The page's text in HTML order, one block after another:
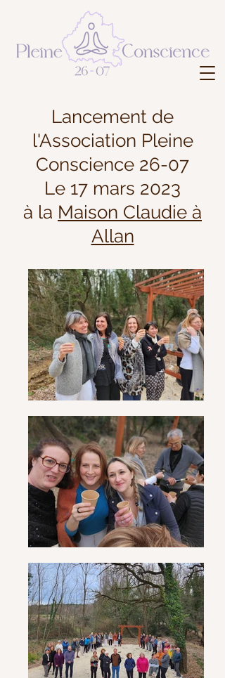
Lancement de
l'Association Pleine
Conscience 26-07
Le 17 mars 2023
à la Maison Claudie à
Allan